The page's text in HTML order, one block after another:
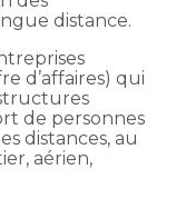
distance.
d’affaires) qui
de personnes
distances, au
aérien,